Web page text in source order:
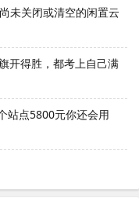
未关闭或清空的闲置云
开得胜，都考上自己满
站点5800元你还会用